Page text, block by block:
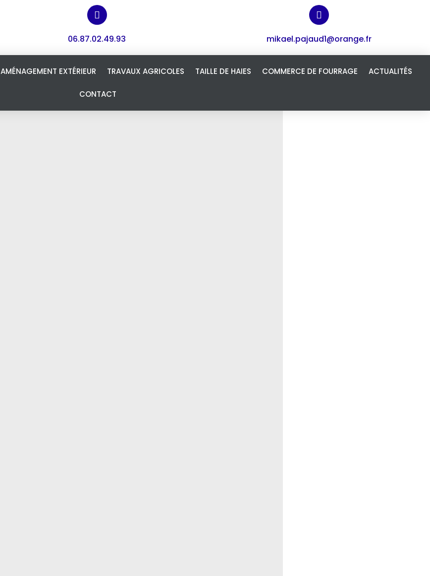
06.87.02.49.93 mikael.pajaud1@orange.fr
AMÉNAGEMENT EXTÉRIEUR TRAVAUX AGRICOLES TAILLE DE HAIES COMMERCE DE FOURRAGE ACTUALITÉS
CONTACT